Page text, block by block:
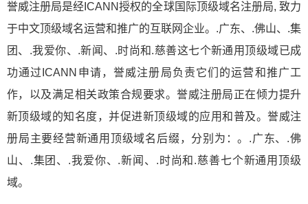
誉威注册局是经ICANN授权的全球国际顶级域名注册局, 致力
于中文顶级域名运营和推广的互联网企业。.广东、.佛山、.集
团、.我爱你、.新闻、.时尚和.慈善这七个新通用顶级域已成
功通过ICANN申请，誉威注册局负责它们的运营和推广工
作，以及满足相关政策合规要求。誉威注册局正在倾力提升
新顶级域的知名度，并促进新顶级域的应用和普及。誉威注
册局主要经营新通用顶级域名后缀，分别为：。.广东、.佛
山、.集团、.我爱你、.新闻、.时尚和.慈善七个新通用顶级
域。